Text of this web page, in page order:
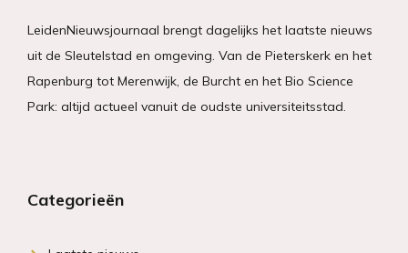
LeidenNieuwsjournaal brengt dagelijks het laatste nieuws
uit de Sleutelstad en omgeving. Van de Pieterskerk en het
Rapenburg tot Merenwijk, de Burcht en het Bio Science
Park: altijd actueel vanuit de oudste universiteitsstad.
Categorieën